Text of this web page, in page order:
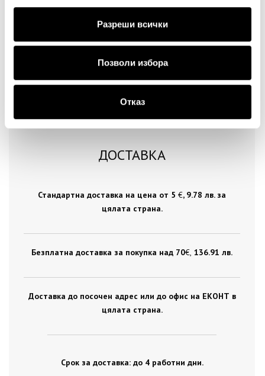
Разреши всички
Позволи избора
Отказ
Продължи
ДОСТАВКА
Стандартна доставка на цена от 5 €, 9.78 лв. за
цялата страна.
Безплатна доставка за покупка над 70€ , 136.91 лв.
Доставка до посочен адрес или до офис на ЕКОНТ в
цялата страна.
Срок за доставка: до 4 работни дни.